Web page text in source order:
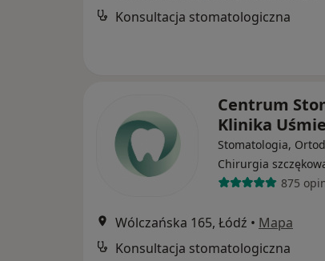
Konsultacja stomatologiczna
Centrum
Klinika
Stomatologia,
Chirurgia
875
Wólczańska 165, Łódź • Mapa
Konsultacja stomatologiczna